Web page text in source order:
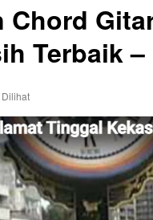
Terbaik